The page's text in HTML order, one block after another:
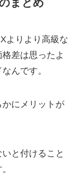
まとめ
よりより高級な
差は思ったよ
んです。
にメリットが
と付けること